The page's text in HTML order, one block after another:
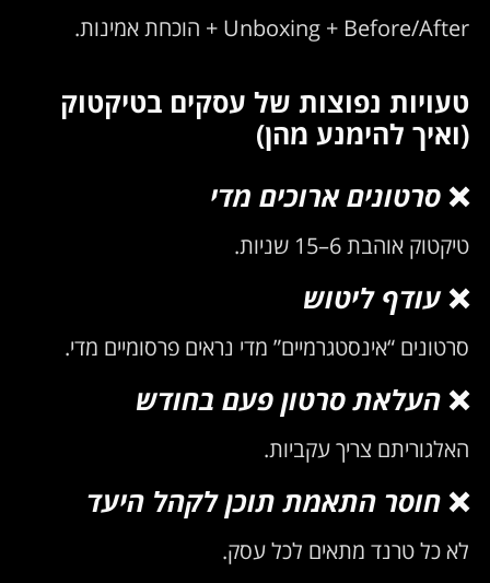
Unboxing + Before/After + הוכחת אמינות.
טעויות נפוצות של עסקים בטיקטוק
(ואיך להימנע מהן)
❌ סרטונים ארוכים מדי
טיקטוק אוהבת 6–15 שניות.
❌עודף ליטוש
סרטונים “אינסטגרמיים” מדי נראים פרסומיים מדי.
❌ העלאת סרטון פעם בחודש
האלגוריתם צריך עקביות.
❌ חוסר התאמת תוכן לקהל היעד
לא כל טרנד מתאים לכל עסק.